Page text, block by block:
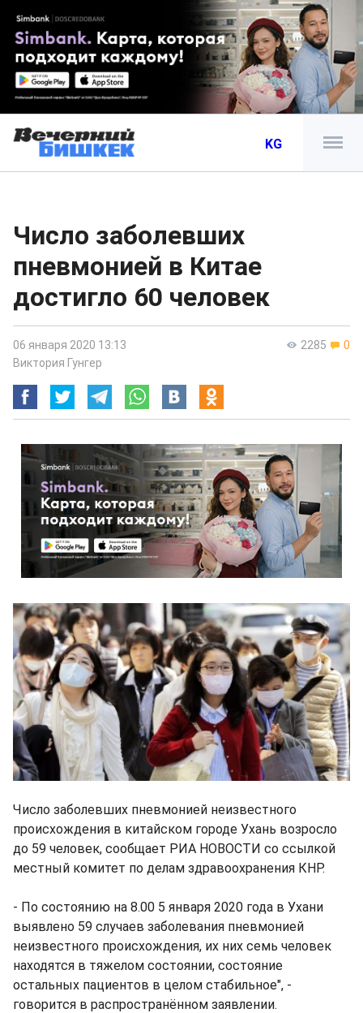
KG
Число заболевших
пневмонией в Китае
достигло 60 человек
2285 0
06 января 2020 13:13
Виктория Гунгер
Число заболевших пневмонией неизвестного
происхождения в китайском городе Ухань возросло
до 59 человек, сообщает РИА НОВОСТИ со ссылкой
местный комитет по делам здравоохранения КНР.
- По состоянию на 8.00 5 января 2020 года в Ухани
выявлено 59 случаев заболевания пневмонией
неизвестного происхождения, их них семь человек
находятся в тяжелом состоянии, состояние
остальных пациентов в целом стабильное", -
говорится в распространённом заявлении.